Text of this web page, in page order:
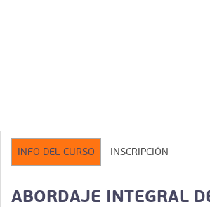
INFO DEL CURSO INSCRIPCIÓN
ABORDAJE INTEGRAL